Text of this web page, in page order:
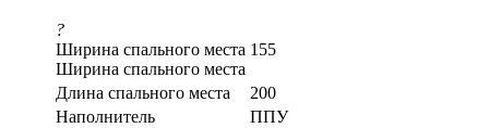
?
Ширина спального места
Ширина спального места
155
Длина спального места
200
Наполнитель
ППУ